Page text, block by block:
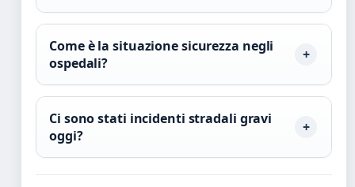
Come è la situazione sicurezza negli
ospedali?
Ci sono stati incidenti stradali gravi
oggi?